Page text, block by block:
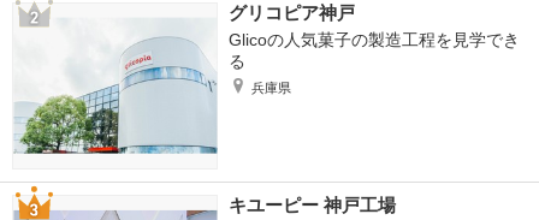
グリコピア神戸
Glicoの人気菓子の製造工程を見学でき
る
兵庫県
キユーピー 神戸工場